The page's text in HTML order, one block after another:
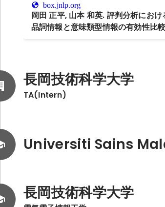
box.jnlp.org
岡田 正平, 山本 和英. 評判分析におけ
品詞情報と意味類型情報の有効性比
長岡技術科学大学
TA(Intern)
Universiti Sains
長岡技術科学大学